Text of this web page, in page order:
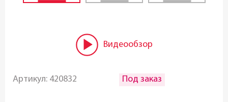
Видеообзор
Артикул: 420832 Под заказ